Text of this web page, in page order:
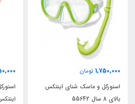
اینتکس
اسنورکل و ماسک شنای کودک
اینتکس طرح کوسه 55944